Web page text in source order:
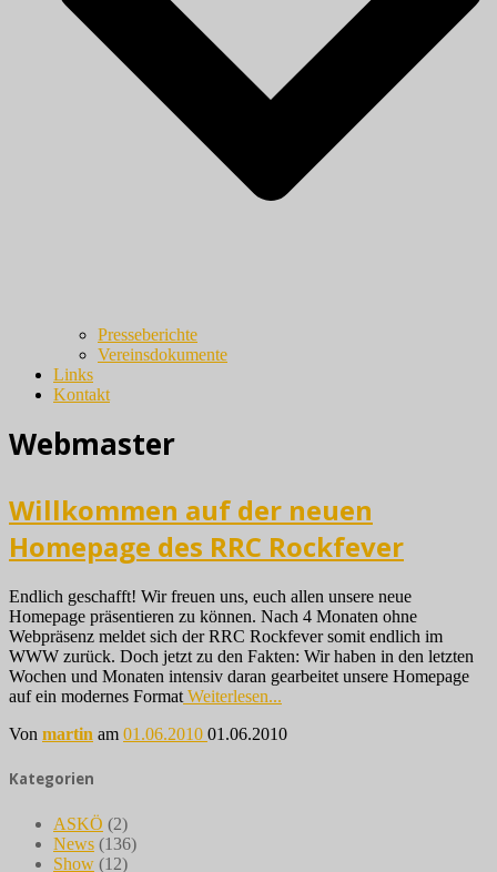
Presseberichte
Vereinsdokumente
Links
Kontakt
Webmaster
Willkommen auf der neuen
Homepage des RRC Rockfever
Endlich geschafft! Wir freuen uns, euch allen unsere neue
Homepage präsentieren zu können. Nach 4 Monaten ohne
Webpräsenz meldet sich der RRC Rockfever somit endlich im
WWW zurück. Doch jetzt zu den Fakten: Wir haben in den letzten
Wochen und Monaten intensiv daran gearbeitet unsere Homepage
auf ein modernes Format Weiterlesen...
Von martin am 01.06.2010 01.06.2010
Kategorien
ASKÖ (2)
News (136)
Show (12)